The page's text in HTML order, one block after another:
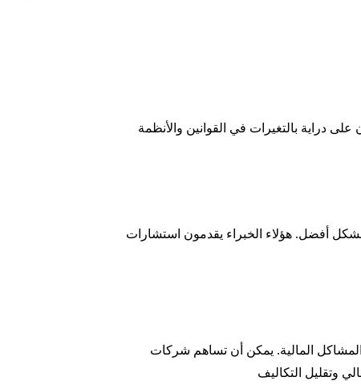
دراية بالتغيرات في القوانين والأنظمة
أفضل. هؤلاء الخبراء يقدمون استشارات
المالية. يمكن أن تساهم شركات